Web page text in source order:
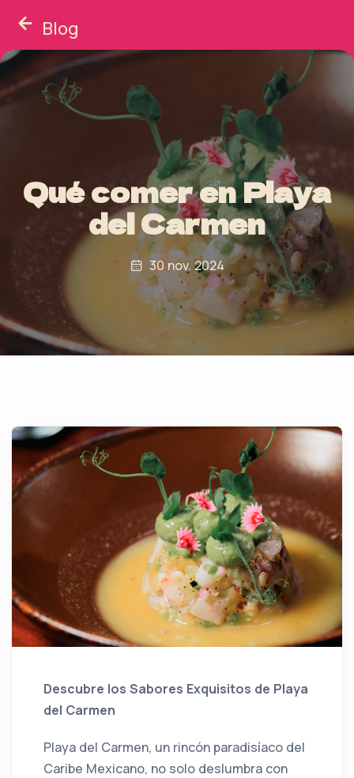
Blog
Qué comer en Playa
del Carmen
30 nov. 2024
Descubre los Sabores Exquisitos de Playa
del Carmen
Playa del Carmen, un rincón paradisíaco del
Caribe Mexicano, no solo deslumbra con